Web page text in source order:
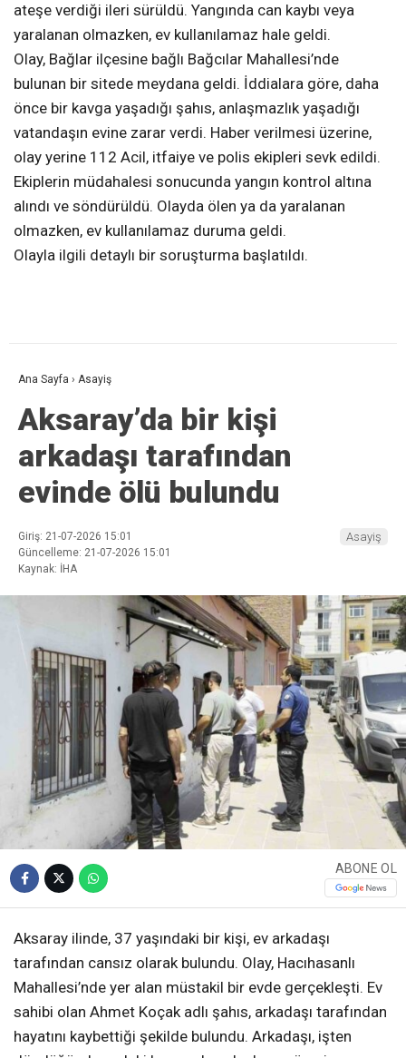
ateşe verdiği ileri sürüldü. Yangında can kaybı veya
yaralanan olmazken, ev kullanılamaz hale geldi.
Olay, Bağlar ilçesine bağlı Bağcılar Mahallesi’nde
bulunan bir sitede meydana geldi. İddialara göre, daha
önce bir kavga yaşadığı şahıs, anlaşmazlık yaşadığı
vatandaşın evine zarar verdi. Haber verilmesi üzerine,
olay yerine 112 Acil, itfaiye ve polis ekipleri sevk edildi.
Ekiplerin müdahalesi sonucunda yangın kontrol altına
alındı ve söndürüldü. Olayda ölen ya da yaralanan
olmazken, ev kullanılamaz duruma geldi.
Olayla ilgili detaylı bir soruşturma başlatıldı.
Ana Sayfa › Asayiş
Aksaray’da bir kişi
arkadaşı tarafından
evinde ölü bulundu
Giriş: 21-07-2026 15:01
Güncelleme: 21-07-2026 15:01
Kaynak: İHA
Asayiş
ABONE OL
Aksaray ilinde, 37 yaşındaki bir kişi, ev arkadaşı
tarafından cansız olarak bulundu. Olay, Hacıhasanlı
Mahallesi’nde yer alan müstakil bir evde gerçekleşti. Ev
sahibi olan Ahmet Koçak adlı şahıs, arkadaşı tarafından
hayatını kaybettiği şekilde bulundu. Arkadaşı, işten